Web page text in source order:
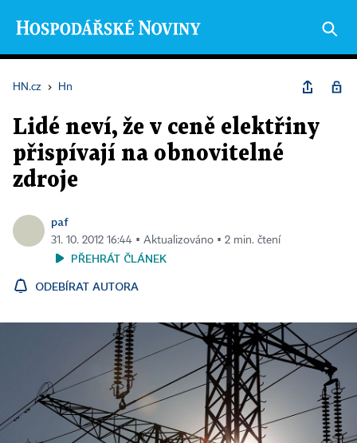
HN.cz › Hn
Lidé neví, že v ceně elektřiny
přispívají na obnovitelné
zdroje
paf
31. 10. 2012 16:44 ▪ Aktualizováno ▪ 2 min. čtení
PŘEHRÁT ČLÁNEK
ODEBÍRAT AUTORA